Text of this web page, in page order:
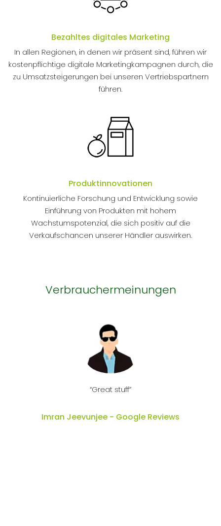
Bezahltes digitales Marketing
In allen Regionen, in denen wir präsent sind, führen wir
kostenpflichtige digitale Marketingkampagnen durch, die
zu Umsatzsteigerungen bei unseren Vertriebspartnern
führen.
Produktinnovationen
Kontinuierliche Forschung und Entwicklung sowie
Einführung von Produkten mit hohem
Wachstumspotenzial, die sich positiv auf die
Verkaufschancen unserer Händler auswirken.
Verbrauchermeinungen
“Great stuff”
Imran Jeevunjee - Google Reviews